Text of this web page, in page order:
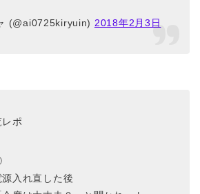
(@ai0725kiryuin) 2018年2月3日
ポ
源入れ直した後